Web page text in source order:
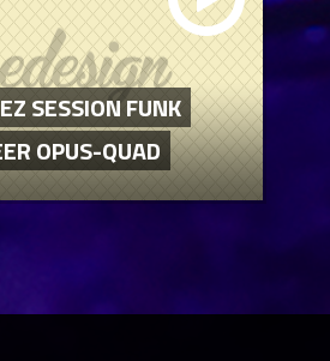
SESSION FUNK
OPUS-QUAD